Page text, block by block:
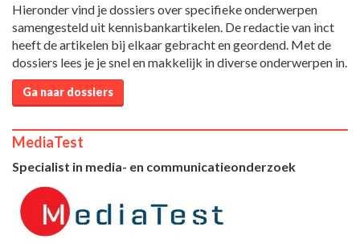
Hieronder vind je dossiers over specifieke onderwerpen
samengesteld uit kennisbankartikelen. De redactie van inct
heeft de artikelen bij elkaar gebracht en geordend. Met de
dossiers lees je je snel en makkelijk in diverse onderwerpen in.
Ga naar dossiers
MediaTest
Specialist in media- en communicatieonderzoek